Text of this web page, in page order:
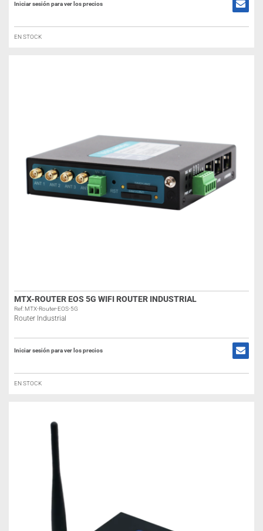
Iniciar sesión para ver los precios
EN STOCK
MTX-ROUTER EOS 5G WIFI ROUTER INDUSTRIAL
Ref: MTX-Router-EOS-5G
Router Industrial
Iniciar sesión para ver los precios
EN STOCK